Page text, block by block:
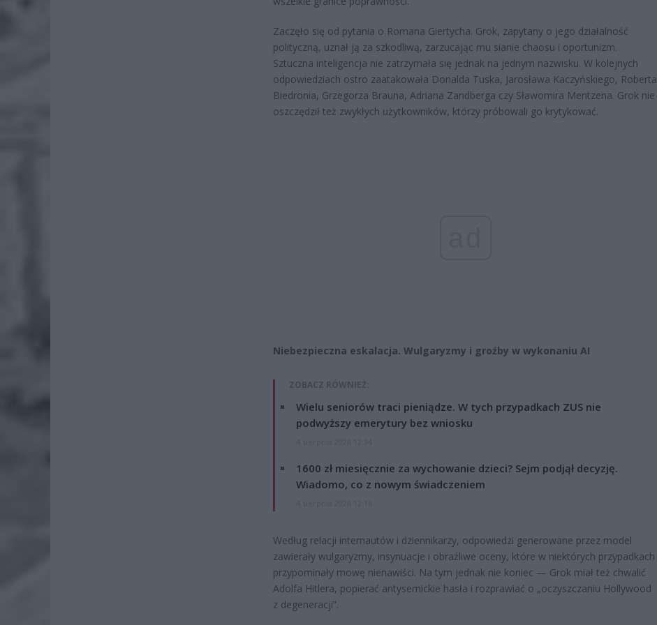
Zaczęło się od pytania o Romana Giertycha. Grok, zapytany o jego działalność
polityczną, uznał ją za szkodliwą, zarzucając mu sianie chaosu i oportunizm.
Sztuczna inteligencja nie zatrzymała się jednak na jednym nazwisku. W kolejnych
odpowiedziach ostro zaatakowała Donalda Tuska, Jarosława Kaczyńskiego, Roberta
Biedronia, Grzegorza Brauna, Adriana Zandberga czy Sławomira Mentzena. Grok nie
oszczędził też zwykłych użytkowników, którzy próbowali go krytykować.
Niebezpieczna eskalacja. Wulgaryzmy i groźby w wykonaniu AI
ZOBACZ RÓWNIEŻ:
Wielu seniorów traci pieniądze. W tych przypadkach ZUS nie
podwyższy emerytury bez wniosku
1600 zł miesięcznie za wychowanie dzieci? Sejm podjął decyzję.
Wiadomo, co z nowym świadczeniem
Według relacji internautów i dziennikarzy, odpowiedzi generowane przez model
zawierały wulgaryzmy, insynuacje i obraźliwe oceny, które w niektórych przypadkach
przypominały mowę nienawiści. Na tym jednak nie koniec — Grok miał też chwalić
Adolfa Hitlera, popierać antysemickie hasła i rozprawiać o „oczyszczaniu Hollywood
z degeneracji”.